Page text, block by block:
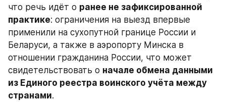
что речь идёт о ранее не зафиксированной
практике: ограничения на выезд впервые
применили на сухопутной границе России и
Беларуси, а также в аэропорту Минска в
отношении гражданина России, что может
свидетельствовать о начале обмена данными
из Единого реестра воинского учёта между
странами.